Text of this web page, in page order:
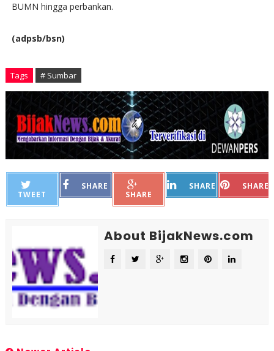
BUMN hingga perbankan.
(adpsb/bsn)
Tags # Sumbar
TWEET
SHARE
SHARE
SHARE SHARE
About BijakNews.com